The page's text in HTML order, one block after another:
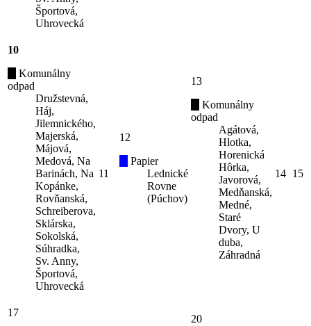
Športová,
Uhrovecká
10
Komunálny
odpad
Družstevná,
Háj,
Jilemnického,
Majerská,
Májová,
Medová, Na
Barinách, Na
Kopánke,
Rovňanská,
Schreiberova,
Sklárska,
Sokolská,
Súhradka,
Sv. Anny,
Športová,
Uhrovecká
11
12
Papier
Lednické
Rovne
(Púchov)
13
Komunálny
odpad
Agátová,
Hlotka,
Horenická
Hôrka,
Javorová,
Medňanská,
Medné,
Staré
Dvory, U
duba,
Záhradná
14 15
17
20